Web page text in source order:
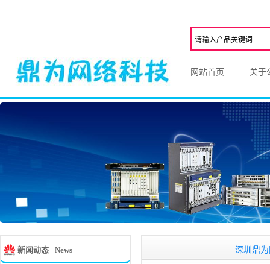
网站首页 关于
新闻动态 News 深圳鼎为网络科,